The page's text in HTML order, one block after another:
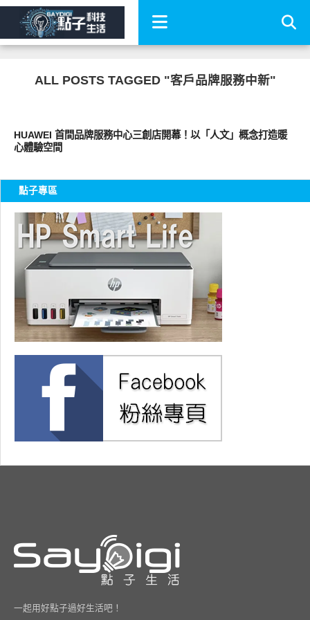
ALL POSTS TAGGED "客戶品牌服務中新"
HUAWEI 首間品牌服務中心三創店開幕！以「人文」概念打造暖
心體驗空間
點子專區
一起用好點子過好生活吧！